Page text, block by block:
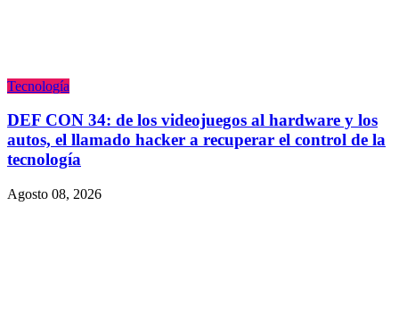
Tecnologí­a
DEF CON 34: de los videojuegos al hardware y los
autos, el llamado hacker a recuperar el control de la
tecnología
Agosto 08, 2026